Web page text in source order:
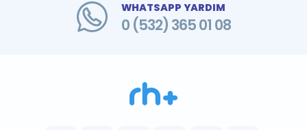
WHATSAPP YARDIM
0 (532) 365 01 08